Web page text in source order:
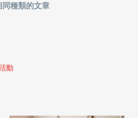
同種類的文章
動